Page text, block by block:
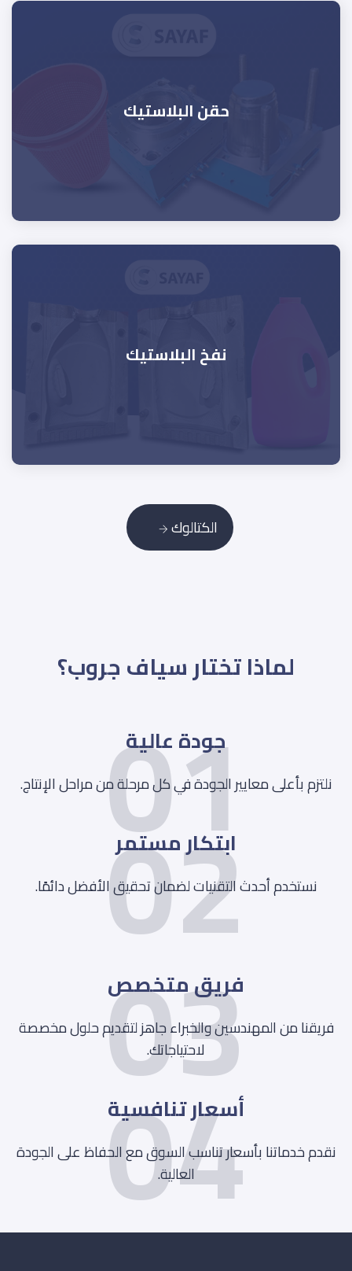
حقن البلاستيك
نفخ البلاستيك
الكتالوك
لماذا تختار سياف جروب؟
01
جودة عالية
نلتزم بأعلى معايير الجودة في كل مرحلة من مراحل الإنتاج.
02
ابتكار مستمر
نستخدم أحدث التقنيات لضمان تحقيق الأفضل دائمًا.
03
فريق متخصص
فريقنا من المهندسين والخبراء جاهز لتقديم حلول مخصصة
لاحتياجاتك.
04
أسعار تنافسية
نقدم خدماتنا بأسعار تناسب السوق مع الحفاظ على الجودة
العالية.